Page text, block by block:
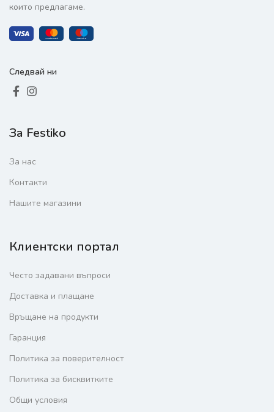
които предлагаме.
Следвай ни
За Festiko
За нас
Контакти
Нашите магазини
Клиентски портал
Често задавани въпроси
Доставка и плащане
Връщане на продукти
Гаранция
Политика за поверителност
Политика за бисквитките
Общи условия